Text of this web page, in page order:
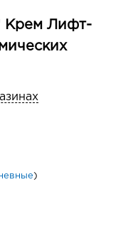
Крем Лифт-
)